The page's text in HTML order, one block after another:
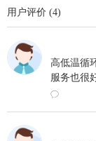
用户评价 (4)
高低温循
服务也很
ꂖ